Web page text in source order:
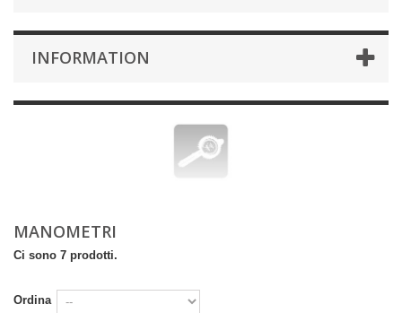
INFORMATION
MANOMETRI
Ci sono 7 prodotti.
Ordina